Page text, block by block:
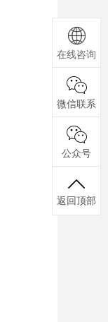
在线咨询
微信联系
公众号
返回顶部